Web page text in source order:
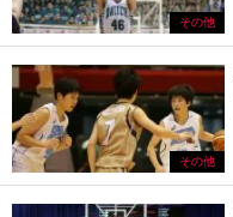
その他
その他